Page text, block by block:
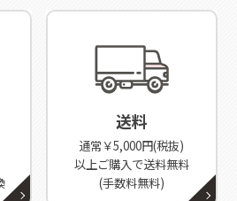
送料
通常￥5,000円(税抜)
以上ご購入で送料無料
(手数料無料)